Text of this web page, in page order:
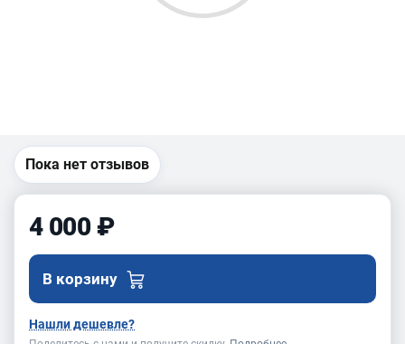
Пока нет отзывов
4 000 ₽
В корзину
Нашли дешевле?